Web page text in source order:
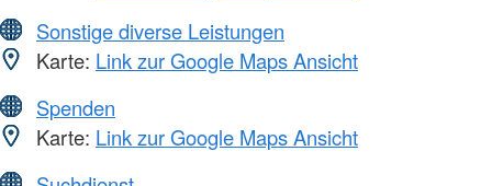
Sonstige diverse Leistungen
Karte: Link zur Google Maps Ansicht
Spenden
Karte: Link zur Google Maps Ansicht